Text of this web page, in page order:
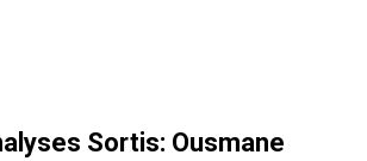
Sortis: Ousmane